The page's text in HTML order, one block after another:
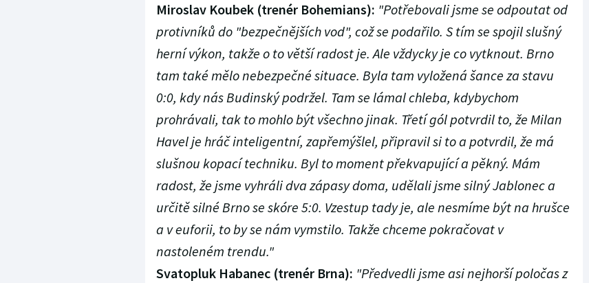
Miroslav Koubek (trenér Bohemians): "Potřebovali jsme se odpoutat od
protivníků do "bezpečnějších vod", což se podařilo. S tím se spojil slušný
herní výkon, takže o to větší radost je. Ale vždycky je co vytknout. Brno
tam také mělo nebezpečné situace. Byla tam vyložená šance za stavu
0:0, kdy nás Budinský podržel. Tam se lámal chleba, kdybychom
prohrávali, tak to mohlo být všechno jinak. Třetí gól potvrdil to, že Milan
Havel je hráč inteligentní, zapřemýšlel, připravil si to a potvrdil, že má
slušnou kopací techniku. Byl to moment překvapující a pěkný. Mám
radost, že jsme vyhráli dva zápasy doma, udělali jsme silný Jablonec a
určitě silné Brno se skóre 5:0. Vzestup tady je, ale nesmíme být na hrušce
a v euforii, to by se nám vymstilo. Takže chceme pokračovat v
nastoleném trendu."
Svatopluk Habanec (trenér Brna): "Předvedli jsme asi nejhorší poločas z